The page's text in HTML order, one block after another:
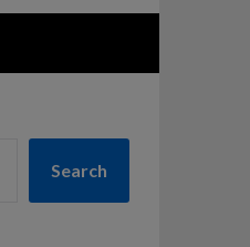
Search